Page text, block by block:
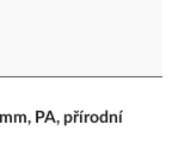
PA, přírodní